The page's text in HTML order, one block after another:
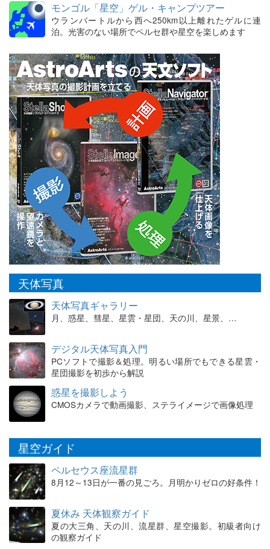
モンゴル「星空」ゲル・キャンプツアー
ウランバートルから西へ250km以上離れたゲルに連
泊。光害のない場所でペルセ群や星空を楽しめます
天体写真
天体写真ギャラリー
月、惑星、彗星、星雲・星団、天の川、星景、…
デジタル天体写真入門
PCソフトで撮影＆処理。明るい場所でもできる星雲・
星団撮影を初歩から解説
惑星を撮影しよう
CMOSカメラで動画撮影、ステライメージで画像処理
星空ガイド
ペルセウス座流星群
8月12～13日が一番の見ごろ。月明かりゼロの好条件！
夏休み 天体観察ガイド
夏の大三角、天の川、流星群、星空撮影。初級者向け
の観察ガイド